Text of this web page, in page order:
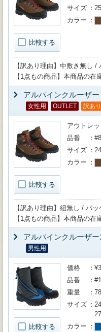
比較する
サイズ
カラー
【訳あり理由】中敷き無し /
【1点もの商品】本商品の在
アルパインクルーザ
女性用 OUTLET 訳あり
比較する
アウトレ
品番
サイズ
カラー
【訳あり理由】紐無し / パッ
【1点もの商品】本商品の在
アルパインクルーザ
男性用
比較する
価格
品番
重量
サイズ
カラー